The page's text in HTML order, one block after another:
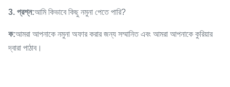
3. প্রশ্ন:আমি কিভাবে কিছু নমুনা পেতে পারি?
ক:আমরা আপনাকে নমুনা অফার করার জন্য সম্মানিত এবং আমরা আপনাকে কুরিয়ার
দ্বারা পাঠাব।